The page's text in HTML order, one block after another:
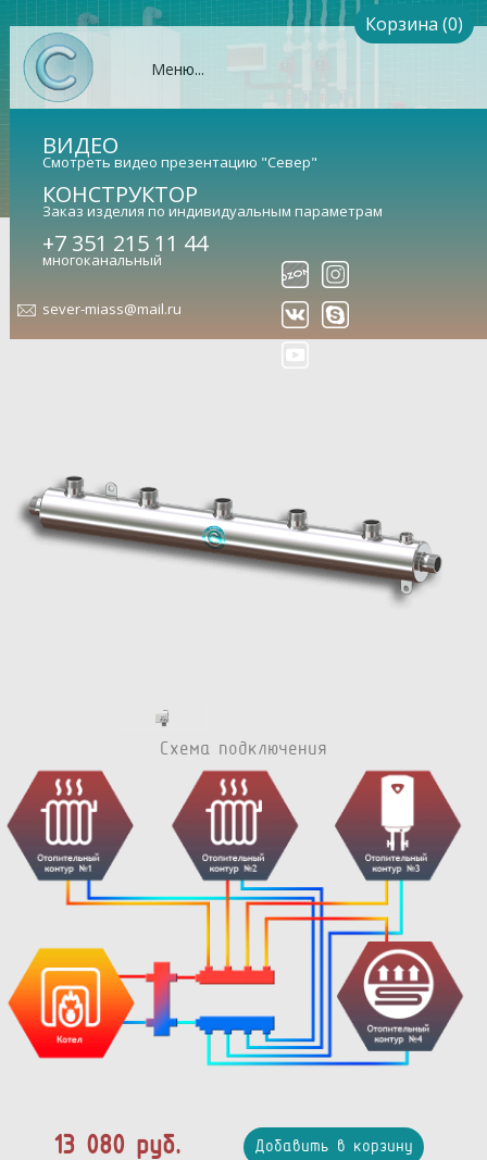
Меню...
Корзина (0)
ВИДЕО
Смотреть видео презентацию "Север"
КОНСТРУКТОР
Заказ изделия по индивидуальным параметрам
+7 351 215 11 44
многоканальный
sever-miass@mail.ru
Коллектор Север-R-К5 (Aisi)
(сталь нержавеющая)
Гидравлический коллектор универсальный (арт.
Схема подключения
13 080 руб. Добавить в корзину